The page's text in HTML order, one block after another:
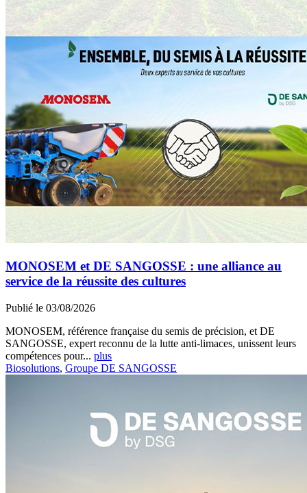
MONOSEM et DE SANGOSSE : une alliance au
service de la réussite des cultures
Publié le 03/08/2026
MONOSEM, référence française du semis de précision, et DE
SANGOSSE, expert reconnu de la lutte anti-limaces, unissent leurs
compétences pour... plus
Biosolutions, Groupe DE SANGOSSE